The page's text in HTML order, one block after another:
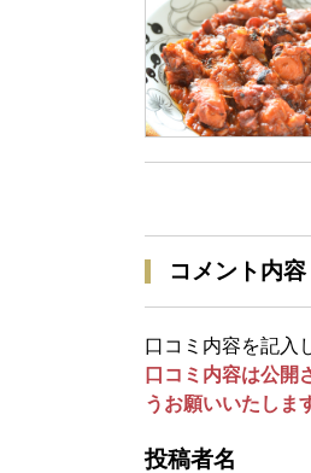
コメント内容
口コミ内容を記入
口コミ内容は公開
うお願いいたしま
投稿者名